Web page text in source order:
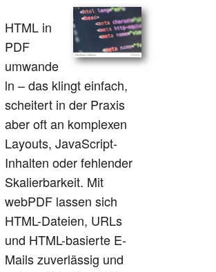
9.0.0.2732
Version 9
Aufbewahrungsfristen
mit PDF/A
- Behind the Scenes
von PDF/X
durch PDF
als PDF/A
8.0.0.2531
mit PDF
Themenblock 3
Themenblock 2
Themenblock 1
2022
HTML in
PDF
umwande
ln – das klingt einfach,
scheitert in der Praxis
aber oft an komplexen
Layouts, JavaScript-
Inhalten oder fehlender
Skalierbarkeit. Mit
webPDF lassen sich
HTML-Dateien, URLs
und HTML-basierte E-
Mails zuverlässig und